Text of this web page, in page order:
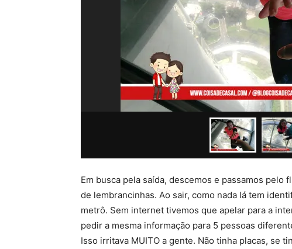
Em busca pela saída, descemos e passamos
de lembrancinhas. Ao sair, como nada lá tem
metrô. Sem internet tivemos que apelar para a
pedir a mesma informação para 5 pessoas
Isso irritava MUITO a gente. Não tinha placas, se